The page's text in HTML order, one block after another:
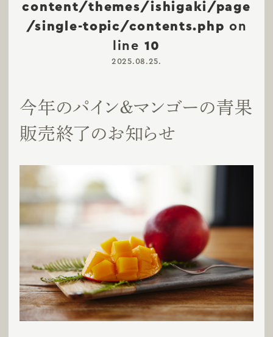
content/themes/ishigaki/page
/single-topic/contents.php on
line 10
2025.08.25.
今年のパイン＆マンゴーの青果
販売終了のお知らせ